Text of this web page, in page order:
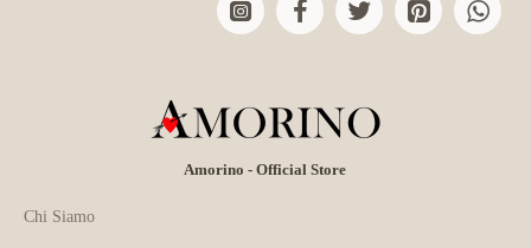
Amorino - Official Store
Chi Siamo